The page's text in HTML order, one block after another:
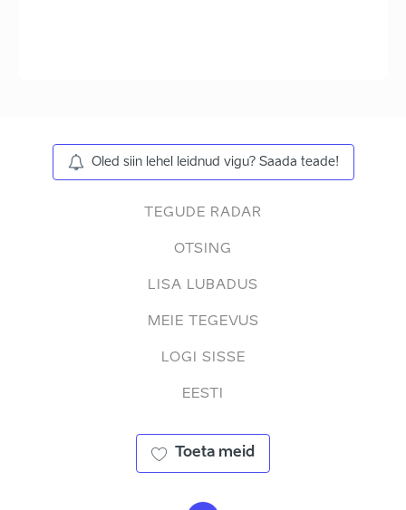
Oled siin lehel leidnud vigu? Saada teade!
TEGUDE RADAR
OTSING
LISA LUBADUS
MEIE TEGEVUS
LOGI SISSE
EESTI
Toeta meid